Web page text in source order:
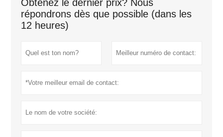
Obtenez le dernier prix? Nous
répondrons dès que possible (dans les
12 heures)